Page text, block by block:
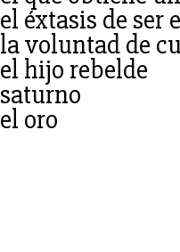
el éxtasis de ser
la voluntad de
el hijo rebelde
saturno
el oro